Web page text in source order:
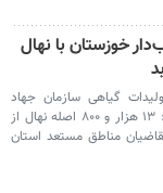
خوزستان با نهال
گیاهی سازمان جهاد
کشاورزی خوزستان گفت: ۱۳ هزار و ۸۰۰ اصله نهال از
مناطق مستعد استان